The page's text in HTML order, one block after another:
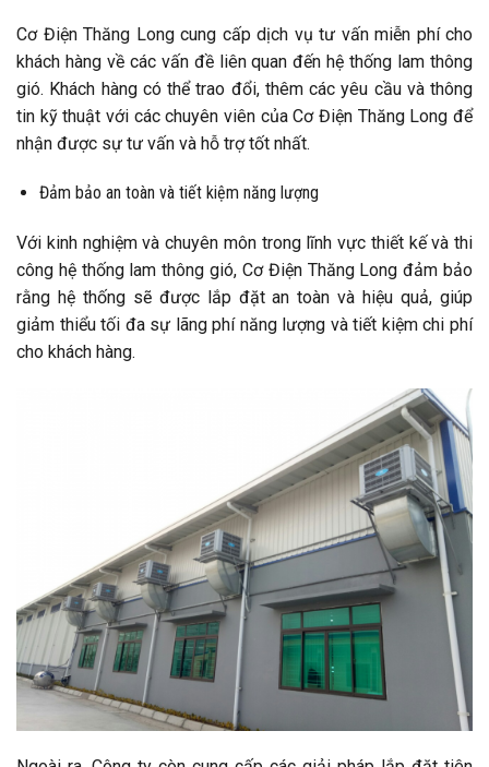
Cơ Điện Thăng Long cung cấp dịch vụ tư vấn miễn phí cho
khách hàng về các vấn đề liên quan đến hệ thống lam thông
gió. Khách hàng có thể trao đổi, thêm các yêu cầu và thông
tin kỹ thuật với các chuyên viên của Cơ Điện Thăng Long để
nhận được sự tư vấn và hỗ trợ tốt nhất.
Đảm bảo an toàn và tiết kiệm năng lượng
Với kinh nghiệm và chuyên môn trong lĩnh vực thiết kế và thi
công hệ thống lam thông gió, Cơ Điện Thăng Long đảm bảo
rằng hệ thống sẽ được lắp đặt an toàn và hiệu quả, giúp
giảm thiểu tối đa sự lãng phí năng lượng và tiết kiệm chi phí
cho khách hàng.